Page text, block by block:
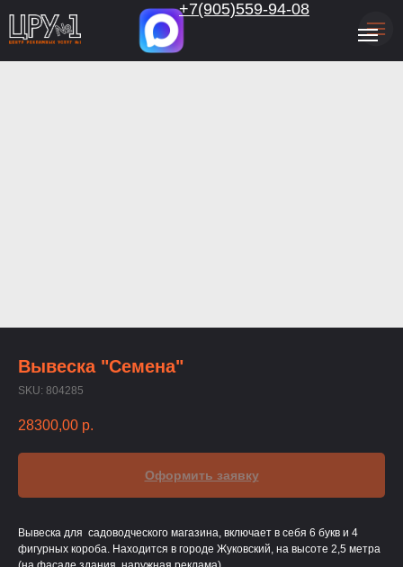
+7(905)559-94-08
Вывеска "Семена"
SKU: 804285
28300,00 р.
Оформить заявку
Вывеска для садоводческого магазина, включает в себя 6 букв и 4
фигурных короба. Находится в городе Жуковский, на высоте 2,5 метра